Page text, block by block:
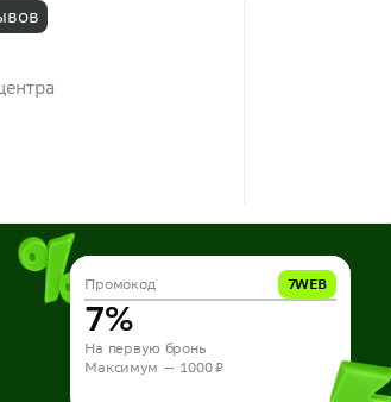
Промокод 10APP
10%
На первую бронь из приложения
Максимум — 1000 ₽
Промокод 7WEB
7%
На первую бронь
Максимум — 1000 ₽